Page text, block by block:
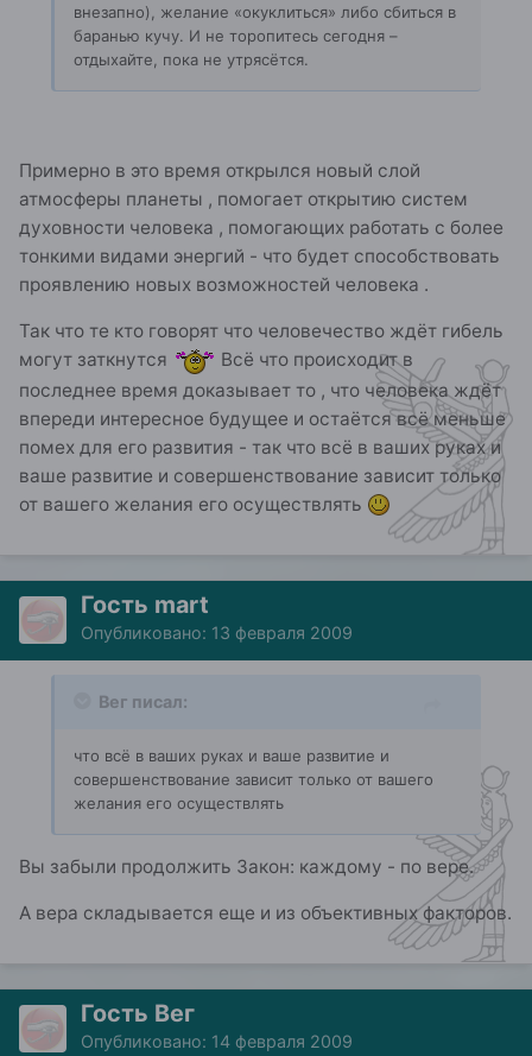
внезапно), желание «окуклиться» либо сбиться в
баранью кучу. И не торопитесь сегодня –
отдыхайте, пока не утрясётся.
Примерно в это время открылся новый слой
атмосферы планеты , помогает открытию систем
духовности человека , помогающих работать с более
тонкими видами энергий - что будет способствовать
проявлению новых возможностей человека .
Так что те кто говорят что человечество ждёт гибель
могут заткнутся
Всё что происходит в
последнее время доказывает то , что человека ждёт
впереди интересное будущее и остаётся всё меньше
помех для его развития - так что всё в ваших руках и
ваше развитие и совершенствование зависит только
от вашего желания его осуществлять
Гость mart
Опубликовано: 13 февраля 2009
Вег писал:
что всё в ваших руках и ваше развитие и
совершенствование зависит только от вашего
желания его осуществлять
Вы забыли продолжить Закон: каждому - по вере.
А вера складывается еще и из объективных факторов.
Гость Вег
Опубликовано: 14 февраля 2009